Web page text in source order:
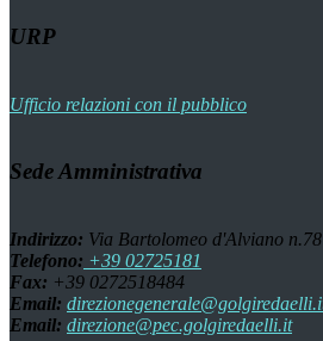
URP
Ufficio relazioni con il pubblico
Sede Amministrativa
Indirizzo: Via Bartolomeo d'Alviano
Telefono: +39 02725181
Fax: +39 0272518484
Email:
Email: direzione@pec.golgiredaelli.it